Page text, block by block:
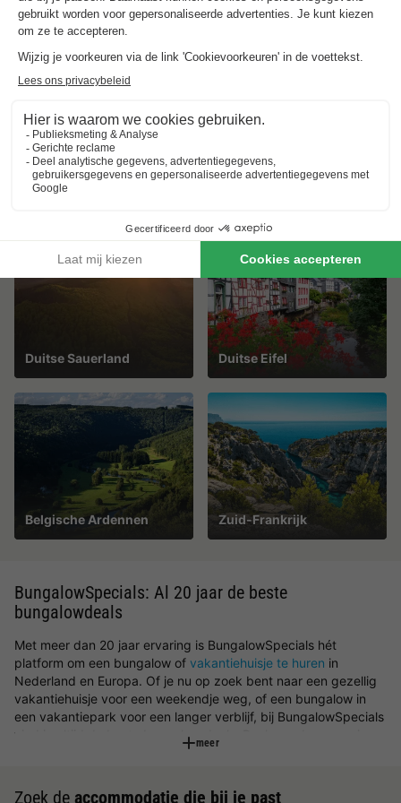
Nederlandse kust
Veluwe
Duitse Sauerland Duitse Eifel
Belgische Ardennen Zuid-Frankrijk
BungalowSpecials: Al 20 jaar de beste
bungalowdeals
Met meer dan 20 jaar ervaring is BungalowSpecials hét
platform om een bungalow of vakantiehuisje te huren in
Nederland en Europa. Of je nu op zoek bent naar een gezellig
vakantiehuisje voor een weekendje weg, of een bungalow in
een vakantiepark voor een langer verblijf, bij BungalowSpecials
vind je altijd de beste bungalow deals. Boek vandaag nog je
ideale vakantiehuisje of bungalow!
Huisje huren bij BungalowSpecials
meer
Zoek de accommodatie die bij je past